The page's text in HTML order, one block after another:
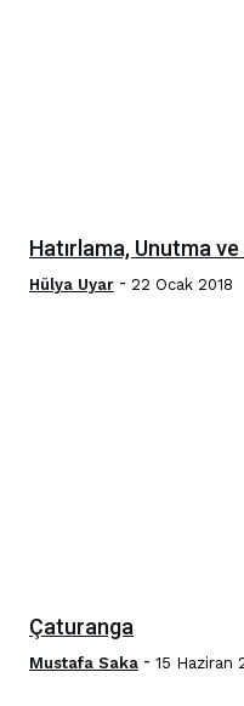
Hatırlama, Unutma
Hülya Uyar - 22 Ocak 2018
Çaturanga
Mustafa Saka - 15 Haziran